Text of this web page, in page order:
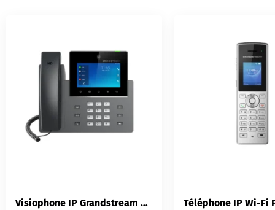
Visiophone IP Grandstream GXV3350 | Android 16 Lignes Wi-Fi Bluetooth